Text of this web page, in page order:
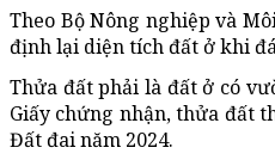
Theo Bộ Nông nghiệp và
định lại diện tích đất ở khi
Thửa đất phải là đất ở có
Giấy chứng nhận, thửa đất
Đất đai năm 2024.